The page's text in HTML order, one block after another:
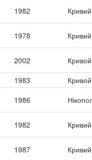
1982 Кривий
1978 Кривий
2002
1983
1986
1982 Кривий
1987 Кривий